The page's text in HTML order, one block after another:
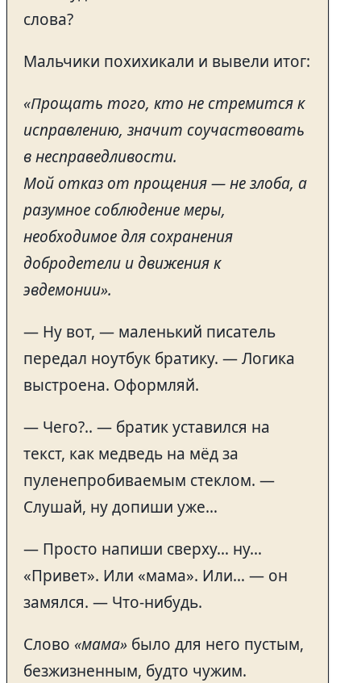
слова?
Мальчики похихикали и вывели итог:
«Прощать того, кто не стремится к
исправлению, значит соучаствовать
в несправедливости.
Мой отказ от прощения — не злоба, а
разумное соблюдение меры,
необходимое для сохранения
добродетели и движения к
эвдемонии».
— Ну вот, — маленький писатель
передал ноутбук братику. — Логика
выстроена. Оформляй.
— Чего?.. — братик уставился на
текст, как медведь на мёд за
пуленепробиваемым стеклом. —
Слушай, ну допиши уже…
— Просто напиши сверху… ну…
«Привет». Или «мама». Или… — он
замялся. — Что-нибудь.
Слово «мама» было для него пустым,
безжизненным, будто чужим.